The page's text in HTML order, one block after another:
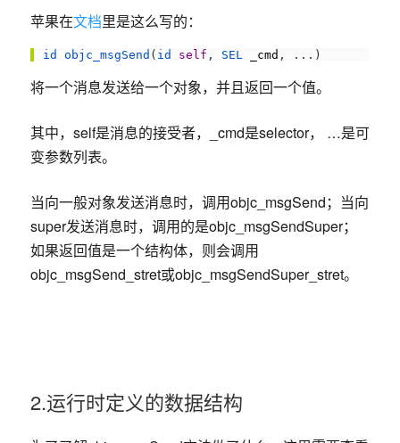
苹果在文档里是这么写的：
id objc_msgSend ( id self , SEL _cmd , . . . )
将一个消息发送给一个对象，并且返回一个值。
其中，self是消息的接受者，_cmd是selector， …是可
变参数列表。
当向一般对象发送消息时，调用objc_msgSend；当向
super发送消息时，调用的是objc_msgSendSuper；
如果返回值是一个结构体，则会调用
objc_msgSend_stret或objc_msgSendSuper_stret。
2.运行时定义的数据结构